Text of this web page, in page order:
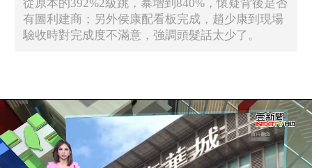
從原本的392%2級跳，暴增到840%，懷疑背後是否
有圖利建商；另外侯康配看板完成，趙少康到現場
驗收時對完成度不滿意，強調頭髮話太少了。